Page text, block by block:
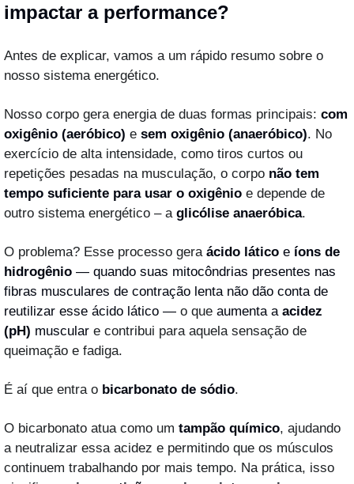
impactar a performance?
Antes de explicar, vamos a um rápido resumo sobre o
nosso sistema energético.
Nosso corpo gera energia de duas formas principais: com
oxigênio (aeróbico) e sem oxigênio (anaeróbico). No
exercício de alta intensidade, como tiros curtos ou
repetições pesadas na musculação, o corpo não tem
tempo suficiente para usar o oxigênio e depende de
outro sistema energético – a glicólise anaeróbica.
O problema? Esse processo gera ácido lático e íons de
hidrogênio — quando suas mitocôndrias presentes nas
fibras musculares de contração lenta não dão conta de
reutilizar esse ácido lático — o que aumenta a acidez
(pH) muscular e contribui para aquela sensação de
queimação e fadiga.
É aí que entra o bicarbonato de sódio.
O bicarbonato atua como um tampão químico, ajudando
a neutralizar essa acidez e permitindo que os músculos
continuem trabalhando por mais tempo. Na prática, isso